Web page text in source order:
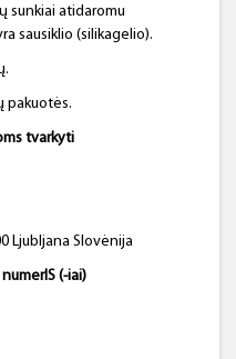
sunkiai atidaromu
sausiklio (silikagelio).
pakuotės.
tvarkyti
Ljubljana Slovėnija
numerIS (-iai)